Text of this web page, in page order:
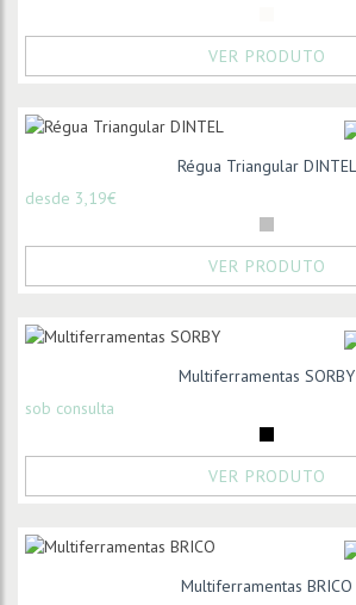
VER PRODUTO
Régua Triangular DINTEL
desde 3,19€
VER PRODUTO
Multiferramentas SORBY
sob consulta
VER PRODUTO
Multiferramentas BRICO